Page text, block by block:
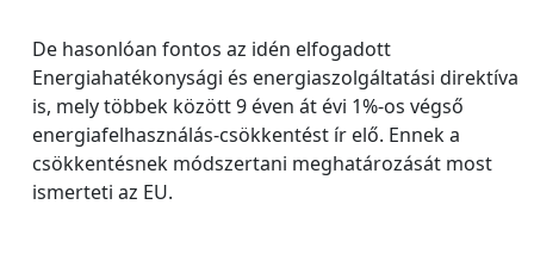
De hasonlóan fontos az idén elfogadott
Energiahatékonysági és energiaszolgáltatási direktíva
is, mely többek között 9 éven át évi 1%-os végső
energiafelhasználás-csökkentést ír elő. Ennek a
csökkentésnek módszertani meghatározását most
ismerteti az EU.